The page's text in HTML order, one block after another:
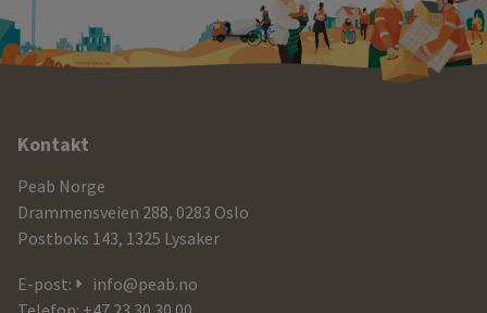
Ytterligere
informasjon
og
kontaktdetaljer
Kontakt
Peab Norge
Drammensveien 288, 0283 Oslo
Postboks 143, 1325 Lysaker
E-post:
info@peab.no